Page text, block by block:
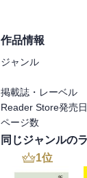
過ごしていること
沈黙は同罪に等しい
作品情報
ジャンル
掲載誌・レーベル
Reader Store発売日
ページ数
同じジャンルの
1位